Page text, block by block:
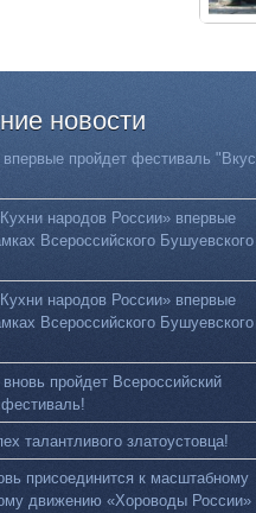
новости
впервые пройдет фестиваль "Вкус
народов России» впервые
Всероссийского Бушуевского
народов России» впервые
Всероссийского Бушуевского
пройдет Всероссийский
талантливого златоустовца!
присоединится к масштабному
движению «Хороводы России»